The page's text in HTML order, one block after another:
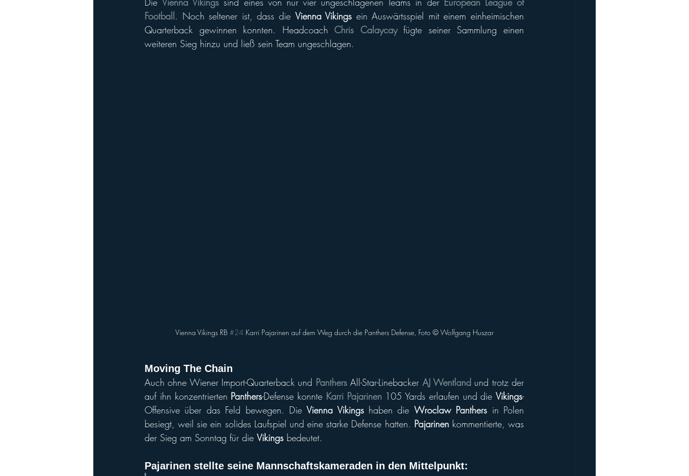
Ladies Football Hall of Fame Vikings abroad
Football. Noch seltener ist, dass die Vienna Vikings ein Auswärtsspiel mit einem einheimischen
Quarterback gewinnen konnten. Headcoach Chris Calaycay fügte seiner Sammlung einen
weiteren Sieg hinzu und ließ sein Team ungeschlagen.
Vienna Vikings RB #24 Karri Pajarinen auf dem Weg durch die Panthers Defense, Foto © Wolfgang Huszar
Moving The Chain
Auch ohne Wiener Import-Quarterback und Panthers All-Star-Linebacker AJ Wentland und trotz der
auf ihn konzentrierten Panthers-Defense konnte Karri Pajarinen 105 Yards erlaufen und die Vikings-
Offensive über das Feld bewegen. Die Vienna Vikings haben die Wroclaw Panthers in Polen
besiegt, weil sie ein solides Laufspiel und eine starke Defense hatten. Pajarinen kommentierte, was
der Sieg am Sonntag für die Vikings bedeutet.
Pajarinen stellte seine Mannschaftskameraden in den Mittelpunkt: